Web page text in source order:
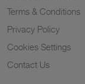
Terms & Conditions
Privacy Policy
Cookies Settings
Contact Us